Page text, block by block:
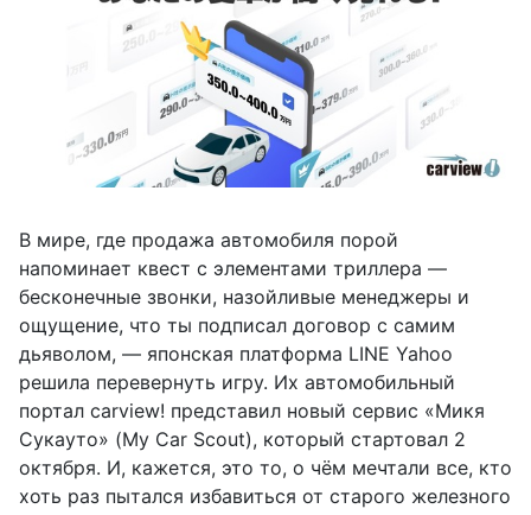
В мире, где продажа автомобиля порой
напоминает квест с элементами триллера —
бесконечные звонки, назойливые менеджеры и
ощущение, что ты подписал договор с самим
дьяволом, — японская платформа LINE Yahoo
решила перевернуть игру. Их автомобильный
портал carview! представил новый сервис «Микя
Сукауто» (My Car Scout), который стартовал 2
октября. И, кажется, это то, о чём мечтали все, кто
хоть раз пытался избавиться от старого железного